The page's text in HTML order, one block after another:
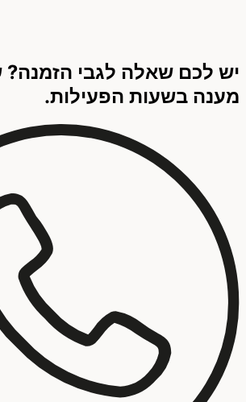
יש לכם שאלה לגבי הזמנה?
מענה בשעות הפעילות.